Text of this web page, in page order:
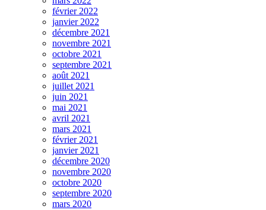
février 2022
janvier 2022
décembre 2021
novembre 2021
octobre 2021
septembre 2021
août 2021
juillet 2021
juin 2021
mai 2021
avril 2021
mars 2021
février 2021
janvier 2021
décembre 2020
novembre 2020
octobre 2020
septembre 2020
mars 2020